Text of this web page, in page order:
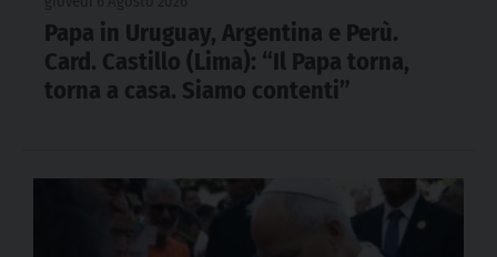
Papa in Uruguay, Argentina e Perù.
Card. Castillo (Lima): “Il Papa torna,
torna a casa. Siamo contenti”